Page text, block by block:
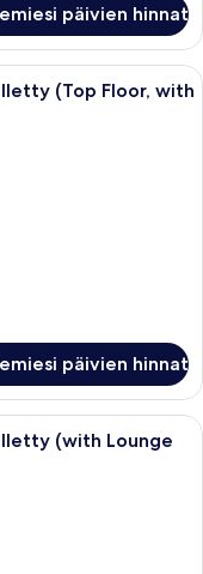
päivien hinnat
jossa on kaksi sänkyä,
(Top Floor, with
päivien hinnat
jossa on sänky,
(with Lounge